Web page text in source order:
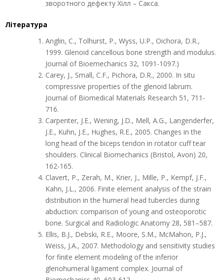
зворотного дефекту Хілл – Сакса.
Література
Anglin, C., Tolhurst, P., Wyss, U.P., Oichora, D.R.,
1999. Glenoid cancellous bone strength and modulus.
Journal of Bioemechanics 32, 1091-1097.)
Carey, J., Small, C.F., Pichora, D.R., 2000. In situ
compressive properties of the glenoid labrum.
Journal of Biomedical Materials Research 51, 711-
716.
Carpenter, J.E., Wening, J.D., Mell, A.G., Langenderfer,
J.E., Kuhn, J.E., Hughes, R.E., 2005. Changes in the
long head of the biceps tendon in rotator cuff tear
shoulders. Clinical Biomechanics (Bristol, Avon) 20,
162-165.
Clavert, P., Zerah, M., Krier, J., Mille, P., Kempf, J.F.,
Kahn, J.L., 2006. Finite element analysis of the strain
distribution in the humeral head tubercles during
abduction: comparison of young and osteoporotic
bone. Surgical and Radiologic Anatomy 28, 581–587.
Ellis, B.J., Debski, R.E., Moore, S.M., McMahon, P.J.,
Weiss, J.A., 2007. Methodology and sensitivity studies
for finite element modeling of the inferior
glenohumeral ligament complex. Journal of